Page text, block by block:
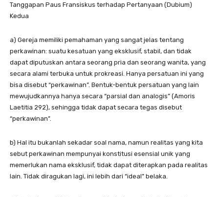
Tanggapan Paus Fransiskus terhadap Pertanyaan (Dubium)
Kedua
a) Gereja memiliki pemahaman yang sangat jelas tentang
perkawinan: suatu kesatuan yang eksklusif, stabil, dan tidak
dapat diputuskan antara seorang pria dan seorang wanita, yang
secara alami terbuka untuk prokreasi. Hanya persatuan ini yang
bisa disebut “perkawinan”. Bentuk-bentuk persatuan yang lain
mewujudkannya hanya secara “parsial dan analogis” (Amoris
Laetitia 292), sehingga tidak dapat secara tegas disebut
“perkawinan”.
b) Hal itu bukanlah sekadar soal nama, namun realitas yang kita
sebut perkawinan mempunyai konstitusi esensial unik yang
memerlukan nama eksklusif, tidak dapat diterapkan pada realitas
lain. Tidak diragukan lagi, ini lebih dari “ideal” belaka.